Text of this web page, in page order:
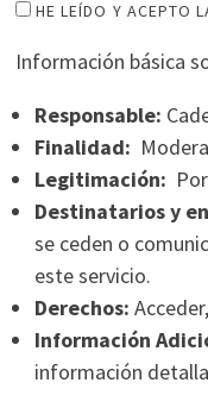
HE LEÍDO Y ACEPTO
Información básica
Responsable:
Finalidad:
Legitimación:
Destinatarios y
se ceden o
este servicio.
Derechos:
Información
información